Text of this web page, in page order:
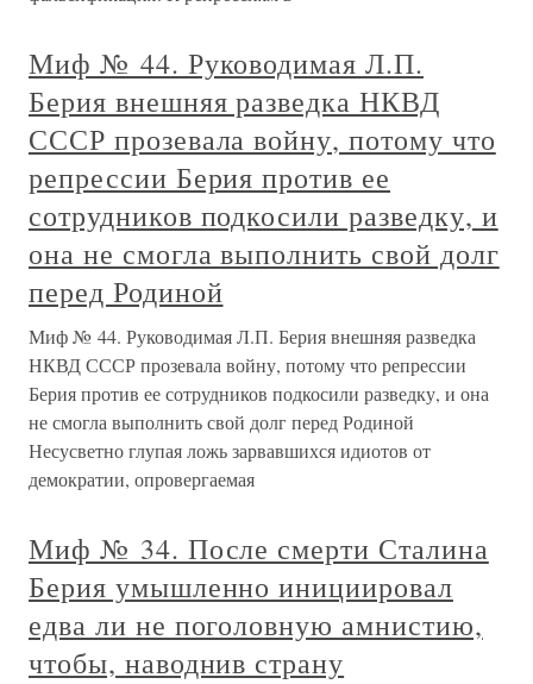
Миф № 44. Руководимая Л.П.
Берия внешняя разведка НКВД
СССР прозевала войну, потому что
репрессии Берия против ее
сотрудников подкосили разведку, и
она не смогла выполнить свой долг
перед Родиной
Миф № 44. Руководимая Л.П. Берия внешняя разведка
НКВД СССР прозевала войну, потому что репрессии
Берия против ее сотрудников подкосили разведку, и она
не смогла выполнить свой долг перед Родиной
Несусветно глупая ложь зарвавшихся идиотов от
демократии, опровергаемая
Миф № 34. После смерти Сталина
Берия умышленно инициировал
едва ли не поголовную амнистию,
чтобы, наводнив страну